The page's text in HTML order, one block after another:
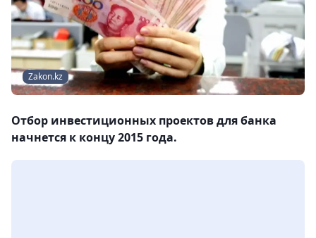
Zakon.kz
Отбор инвестиционных проектов для банка
начнется к концу 2015 года.